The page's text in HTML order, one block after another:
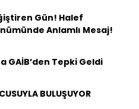
Gün! Halef
Anlamlı Mesaj!
GAİB’den Tepki Geldi
BULUŞUYOR